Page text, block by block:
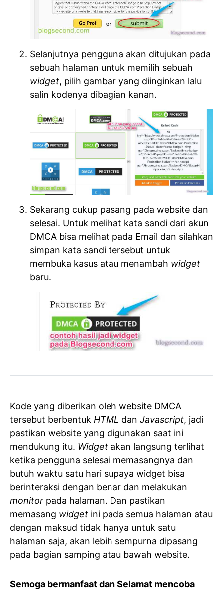
Selanjutnya pengguna akan ditujukan pada
sebuah halaman untuk memilih sebuah
widget, pilih gambar yang diinginkan lalu
salin kodenya dibagian kanan.
Sekarang cukup pasang pada website dan
selesai. Untuk melihat kata sandi dari akun
DMCA bisa melihat pada Email dan silahkan
simpan kata sandi tersebut untuk
membuka kasus atau menambah widget
baru.
Kode yang diberikan oleh website DMCA
tersebut berbentuk HTML dan Javascript, jadi
pastikan website yang digunakan saat ini
mendukung itu. Widget akan langsung terlihat
ketika pengguna selesai memasangnya dan
butuh waktu satu hari supaya widget bisa
berinteraksi dengan benar dan melakukan
monitor pada halaman. Dan pastikan
memasang widget ini pada semua halaman atau
dengan maksud tidak hanya untuk satu
halaman saja, akan lebih sempurna dipasang
pada bagian samping atau bawah website.
Semoga bermanfaat dan Selamat mencoba